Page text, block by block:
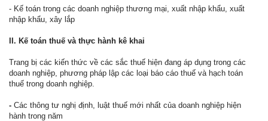
- Kế toán trong các doanh nghiệp thương mại, xuất nhập khẩu, xuất
nhập khẩu, xây lắp
II. Kế toán thuế và thực hành kê khai
Trang bị các kiến thức về các sắc thuế hiện đang áp dụng trong các
doanh nghiệp, phương pháp lập các loại báo cáo thuế và hạch toán
thuế trong doanh nghiệp.
- Các thông tư nghị định, luật thuế mới nhất của doanh nghiệp hiện
hành trong năm